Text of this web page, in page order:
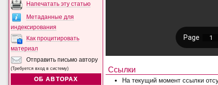
Напечатать эту статью
Метаданные для
индексирования
Как процитировать
материал
Отправить письмо автору
(Требуется вход в систему)
ОБ АВТОРАХ
Ссылки
На текущий момент ссылки